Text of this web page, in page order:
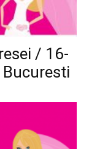
/ 16-